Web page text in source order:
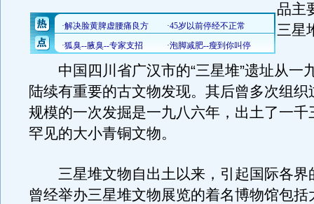
品主
三星
中国四川省广汉市的“三星堆”遗址从一
陆续有重要的古文物发现。其后曾多次组织
规模的一次发掘是一九八六年，出土了一千
罕见的大小青铜文物。
三星堆文物自出土以来，引起国际各界
曾经举办三星堆文物展览的着名博物馆包括